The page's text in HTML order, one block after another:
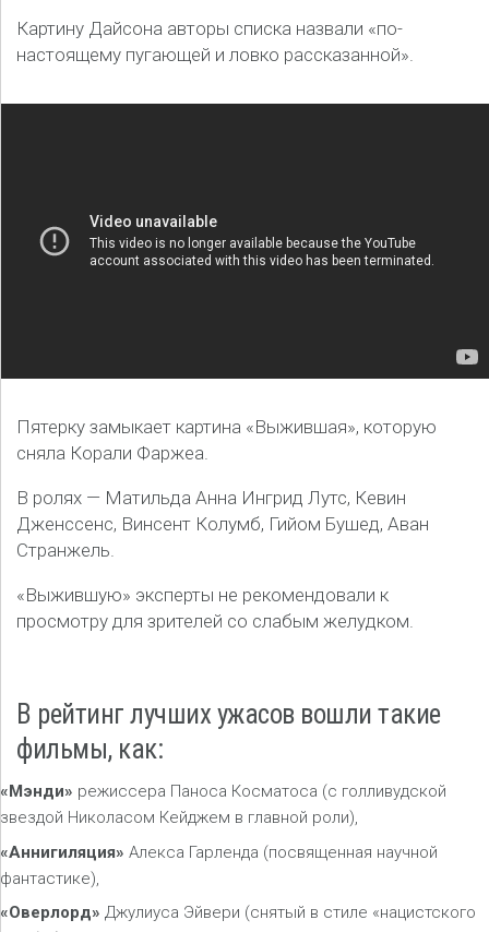
Картину Дайсона авторы списка назвали «по-
настоящему пугающей и ловко рассказанной».
Пятерку замыкает картина «Выжившая», которую
сняла Корали Фаржеа.
В ролях — Матильда Анна Ингрид Лутс, Кевин
Дженссенс, Винсент Колумб, Гийом Бушед, Аван
Странжель.
«Выжившую» эксперты не рекомендовали к
просмотру для зрителей со слабым желудком.
В рейтинг лучших ужасов вошли такие
фильмы, как:
«Мэнди» режиссера Паноса Косматоса (с голливудской
звездой Николасом Кейджем в главной роли),
«Аннигиляция» Алекса Гарленда (посвященная научной
фантастике),
«Оверлорд» Джулиуса Эйвери (снятый в стиле «нацистского